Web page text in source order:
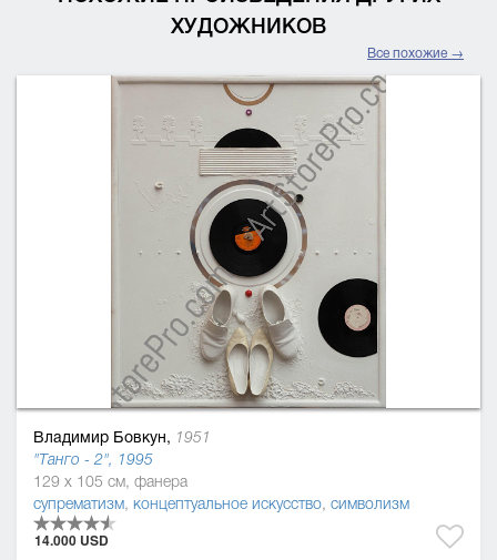
ХУДОЖНИКОВ
Все похожие →
Владимир Бовкун, 1951
"Танго - 2", 1995
129 x 105 см, фанера
супрематизм, концептуальное искусство, символизм
14.000 USD